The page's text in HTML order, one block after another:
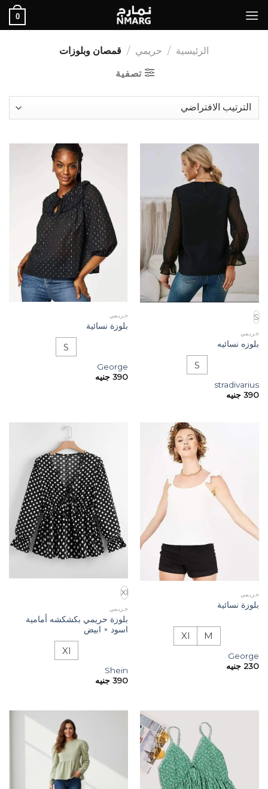
0
الرئيسية / حريمي / قمصان وبلوزات
تصفية
S
حريمي
بلوزه نسائيه
S
stradivarius
390 جنيه
حريمي
بلوزة نسائية
S
George
390 جنيه
حريمي
بلوزة نسائية
M
Xl
George
230 جنيه
Xl
حريمي
بلوزة حريمي بكشكشه أمامية
اسود × ابيض
Xl
Shein
390 جنيه